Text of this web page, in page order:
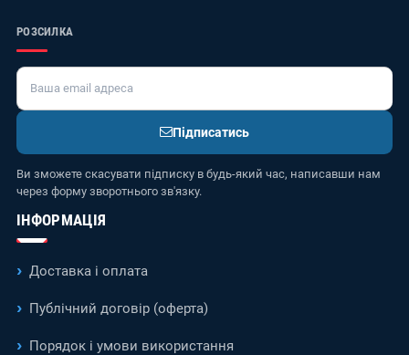
РОЗСИЛКА
Підписатись
Ви зможете скасувати підписку в будь-який час, написавши нам
через форму зворотнього зв'язку.
ІНФОРМАЦІЯ
Доставка і оплата
Публічний договір (оферта)
Порядок і умови використання